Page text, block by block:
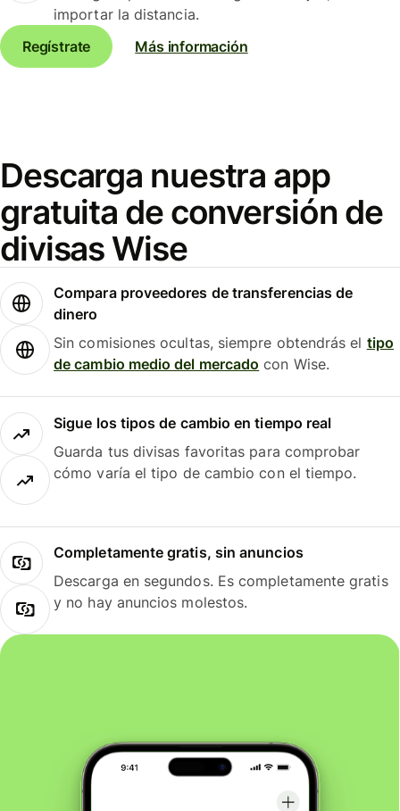
importar la distancia.
Regístrate
Más información
Descarga nuestra app
gratuita de conversión de
divisas Wise
Compara proveedores de transferencias de
dinero
Sin comisiones ocultas, siempre obtendrás el tipo
de cambio medio del mercado con Wise.
Sigue los tipos de cambio en tiempo real
Guarda tus divisas favoritas para comprobar
cómo varía el tipo de cambio con el tiempo.
Completamente gratis, sin anuncios
Descarga en segundos. Es completamente gratis
y no hay anuncios molestos.